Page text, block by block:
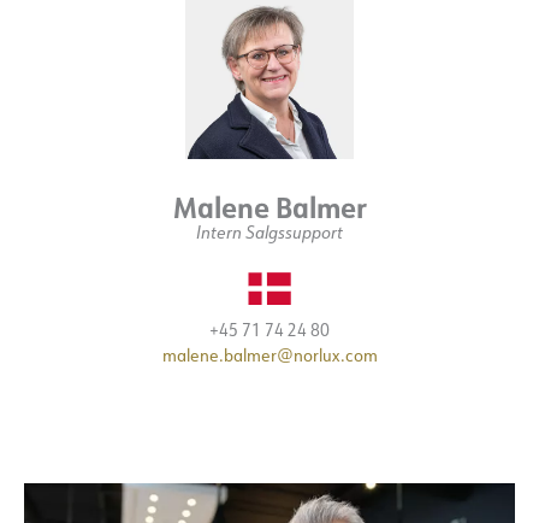
Malene Balmer
Intern Salgssupport
+45 71 74 24 80
malene.balmer@norlux.com